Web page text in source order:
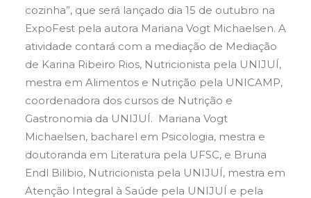
cozinha”, que será lançado dia 15 de outubro na
ExpoFest pela autora Mariana Vogt Michaelsen. A
atividade contará com a mediação de Mediação
de Karina Ribeiro Rios, Nutricionista pela UNIJUÍ,
mestra em Alimentos e Nutrição pela UNICAMP,
coordenadora dos cursos de Nutrição e
Gastronomia da UNIJUÍ. Mariana Vogt
Michaelsen, bacharel em Psicologia, mestra e
doutoranda em Literatura pela UFSC, e Bruna
Endl Bilibio, Nutricionista pela UNIJUÍ, mestra em
Atenção Integral à Saúde pela UNIJUÍ e pela